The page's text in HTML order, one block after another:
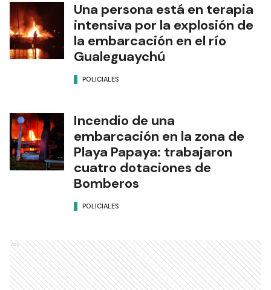
Una persona está en terapia
intensiva por la explosión de
la embarcación en el río
Gualeguaychú
POLICIALES
Incendio de una
embarcación en la zona de
Playa Papaya: trabajaron
cuatro dotaciones de
Bomberos
POLICIALES
Ads